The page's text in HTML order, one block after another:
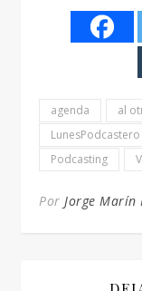
agenda
al
LunesPodcastero
Podcasting
Por Jorge Marín